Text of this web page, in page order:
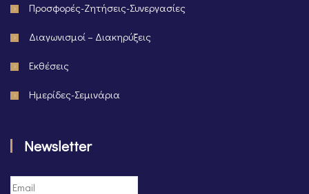
Προσφορές-Ζητήσεις-Συνεργασίες
Διαγωνισμοί – Διακηρύξεις
Εκθέσεις
Ημερίδες-Σεμινάρια
Newsletter